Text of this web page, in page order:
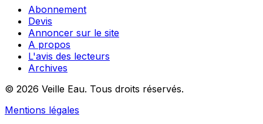
Abonnement
Devis
Annoncer sur le site
A propos
L'avis des lecteurs
Archives
© 2026 Veille Eau. Tous droits réservés.
Mentions légales